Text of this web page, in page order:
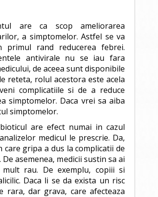
are ca scop ameliorarea
a simptomelor. Astfel se va
primul rand reducerea febrei.
antivirale nu se iau fara
de aceea sunt disponibile
reteta, rolul acestora este acela
complicatiile si de a reduce
simptomelor. Daca vrei sa aiba
simptomelor.
are efect numai in cazul
medicul le prescrie. Da,
gripa a dus la complicatii de
asemenea, medicii sustin sa ai
rau. De exemplu, copiii si
Daca li se da exista un risc
rara, dar grava, care afecteaza